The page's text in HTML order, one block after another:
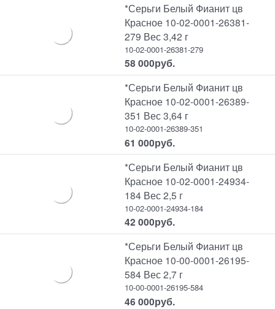
*Серьги Белый Фианит цв
Красное 10-02-0001-26381-
279 Вес 3,42 г
10-02-0001-26381-279
58 000руб.
*Серьги Белый Фианит цв
Красное 10-02-0001-26389-
351 Вес 3,64 г
10-02-0001-26389-351
61 000руб.
*Серьги Белый Фианит цв
Красное 10-02-0001-24934-
184 Вес 2,5 г
10-02-0001-24934-184
42 000руб.
*Серьги Белый Фианит цв
Красное 10-00-0001-26195-
584 Вес 2,7 г
10-00-0001-26195-584
46 000руб.